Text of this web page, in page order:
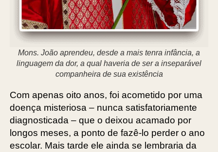
Mons. João aprendeu, desde a mais tenra infância, a
linguagem da dor, a qual haveria de ser a inseparável
companheira de sua existência
Com apenas oito anos, foi acometido por uma
doença misteriosa – nunca satisfatoriamente
diagnosticada – que o deixou acamado por
longos meses, a ponto de fazê-lo perder o ano
escolar. Mais tarde ele ainda se lembraria da